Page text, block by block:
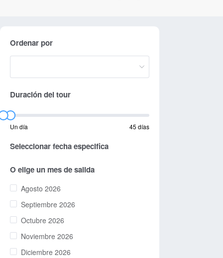
Ordenar por
Duración del tour
Un día 45 días
Seleccionar fecha especifica
O elige un mes de salida
Agosto 2026
Septiembre 2026
Octubre 2026
Noviembre 2026
Diciembre 2026